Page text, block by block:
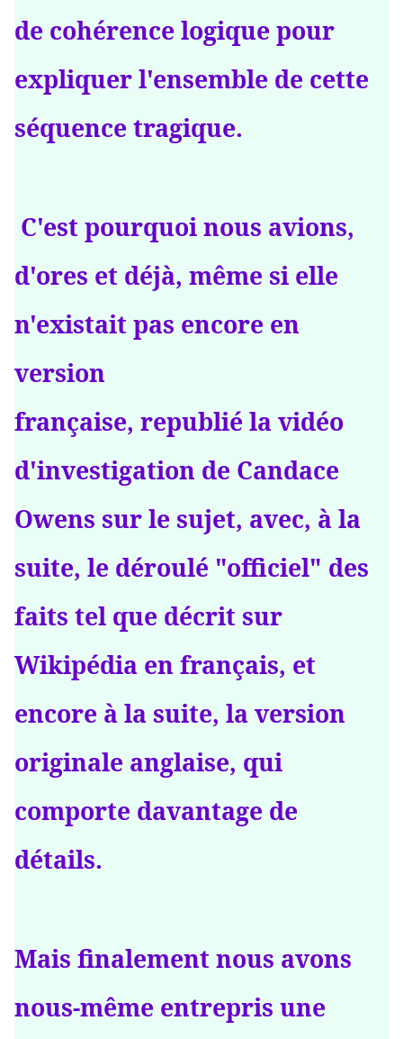
de cohérence logique pour
expliquer l'ensemble de cette
séquence tragique.
C'est pourquoi nous avions,
d'ores et déjà, même si elle
n'existait pas encore en
version
française, republié la vidéo
d'investigation de Candace
Owens sur le sujet, avec, à la
suite, le déroulé "officiel" des
faits tel que décrit sur
Wikipédia en français, et
encore à la suite, la version
originale anglaise, qui
comporte davantage de
détails.
Mais finalement nous avons
nous-même entrepris une